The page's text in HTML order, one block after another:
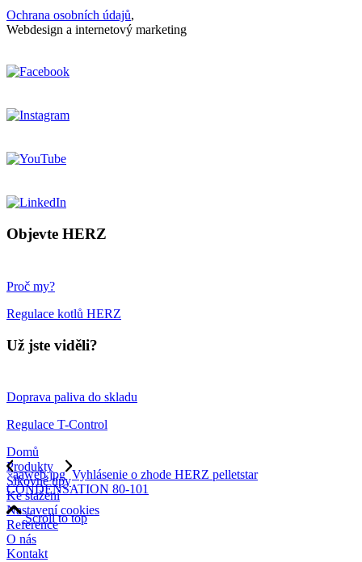
Ochrana osobních údajů,
Webdesign a internetový marketing
Objevte HERZ
Proč my?
Regulace kotlů HERZ
Už jste viděli?
Doprava paliva do skladu
Regulace T-Control
Domů
Produkty
Šikovné tipy
Ke stažení
Nastavení cookies
Reference
O nás
Kontakt
aaweb.jpg Vyhlásenie o zhode HERZ pelletstar
CONDENSATION 80-101
Scroll to top